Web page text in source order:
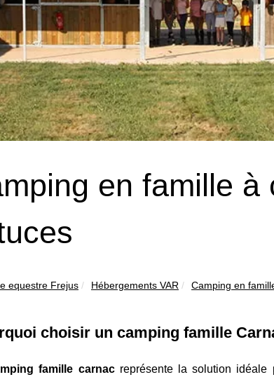
en famille
equestre Frejus Hébergements VAR Camping en
choisir un camping famille
famille carnacreprésente la solution idéale